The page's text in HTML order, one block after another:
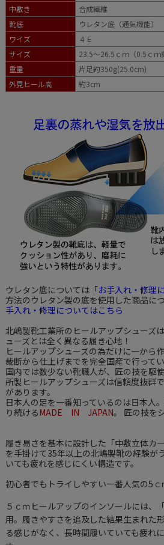
中敷き
合成繊維
靴底
ウレタン底（通気機能）
ワイズ
４Ｅ
サイズ
23.5～26.5ｃｍ（0.5ｃｍ
重量
片足約350g(25.0cm)
外見ヒール高
約3cm
ウレタン底については「お手入れ・修理
方法の ウレタン製の底を使用した商品に
手入れ・修理についてはこちら
北嶋製靴工業所のヒールアップシューズ
ューズとは全く異なる履き心地！
ヒールアップシューズの為だけに一から
裁断から仕上げまでを完全国産で行ってい
国内では数少ない靴職人が、匠の技を駆
所製ヒールアップシューズは信頼度抜群
があります。
日本人の足を一番知っているのは日本人
り続けるMADE IN JAPAN。 匠の技を
履き易さを基本に設計した「中敷立体カ
を手掛けて35年以上の北嶋製靴の経験が
いても疲れを感じにくい構造です。
初心者でもトライしやすい一番人気の5ｃ
５ｃｍヒールアップのインソールには、
用。履きやすさを追及した結果生まれた
る感じがなく、長時間履いていても疲れ